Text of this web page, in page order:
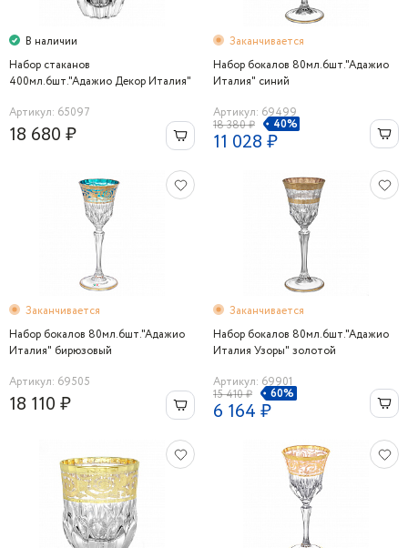
В наличии
Набор стаканов
400мл.6шт."Адажио Декор Италия"
Артикул: 65097
18 680 ₽
Заканчивается
Набор бокалов 80мл.6шт."Адажио
Италия" синий
Артикул: 69499
18 380 ₽
40%
11 028 ₽
Заканчивается
Набор бокалов 80мл.6шт."Адажио
Италия" бирюзовый
Артикул: 69505
18 110 ₽
Заканчивается
Набор бокалов 80мл.6шт."Адажио
Италия Узоры" золотой
Артикул: 69901
15 410 ₽
60%
6 164 ₽